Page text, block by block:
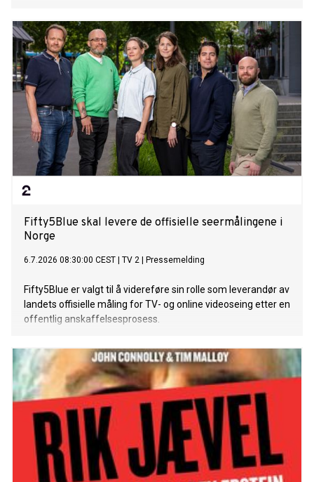
Fifty5Blue skal levere de offisielle seermålingene i
Norge
6.7.2026 08:30:00 CEST TV 2 Pressemelding
Fifty5Blue er valgt til å videreføre sin rolle som leverandør av
landets offisielle måling for TV- og online videoseing etter en
offentlig anskaffelsesprosess.